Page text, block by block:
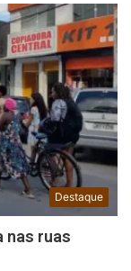
Destaque
nas ruas